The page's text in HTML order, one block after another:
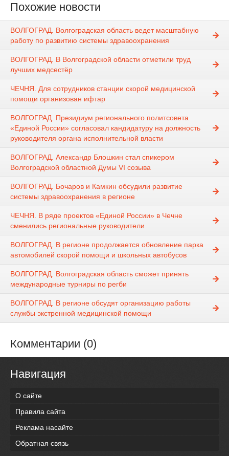
Похожие новости
ВОЛГОГРАД. Волгоградская область ведет масштабную
работу по развитию системы здравоохранения
ВОЛГОГРАД. В Волгоградской области отметили труд
лучших медсестёр
ЧЕЧНЯ. Для сотрудников станции скорой медицинской
помощи организован ифтар
ВОЛГОГРАД. Президиум регионального политсовета
«Единой России» согласовал кандидатуру на должность
руководителя органа исполнительной власти
ВОЛГОГРАД. Александр Блошкин стал спикером
Волгоградской областной Думы VI созыва
ВОЛГОГРАД. Бочаров и Камкин обсудили развитие
системы здравоохранения в регионе
ЧЕЧНЯ. В ряде проектов «Единой России» в Чечне
сменились региональные руководители
ВОЛГОГРАД. В регионе продолжается обновление парка
автомобилей скорой помощи и школьных автобусов
ВОЛГОГРАД. Волгоградская область сможет принять
международные турниры по регби
ВОЛГОГРАД. В регионе обсудят организацию работы
службы экстренной медицинской помощи
Комментарии (0)
Навигация
О сайте
Правила сайта
Реклама насайте
Обратная связь